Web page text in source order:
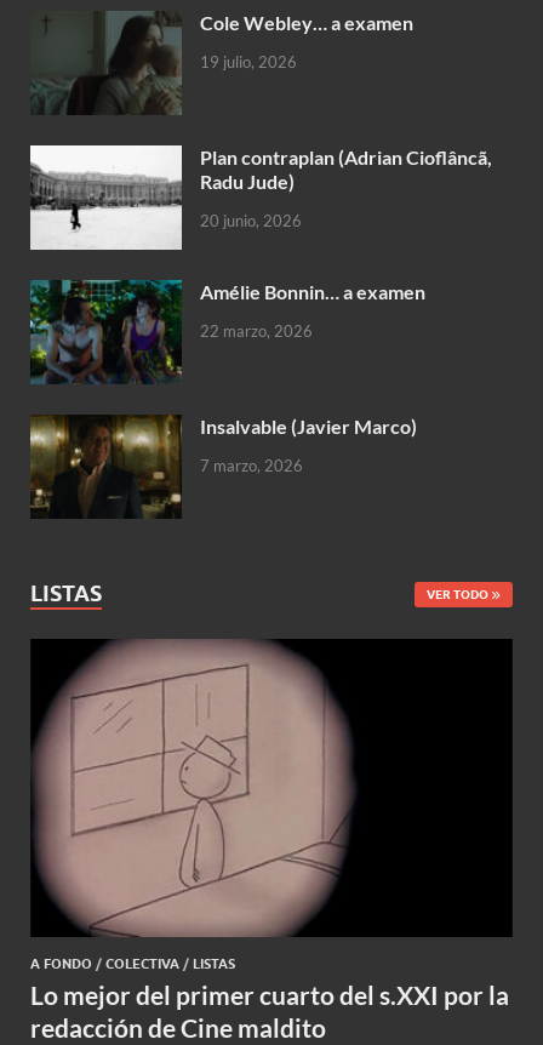
Cole Webley… a examen
19 julio, 2026
Plan contraplan (Adrian Cioflâncã,
Radu Jude)
20 junio, 2026
Amélie Bonnin… a examen
22 marzo, 2026
Insalvable (Javier Marco)
7 marzo, 2026
LISTAS VER TODO
A FONDO / COLECTIVA / LISTAS
Lo mejor del primer cuarto del s.XXI por la
redacción de Cine maldito